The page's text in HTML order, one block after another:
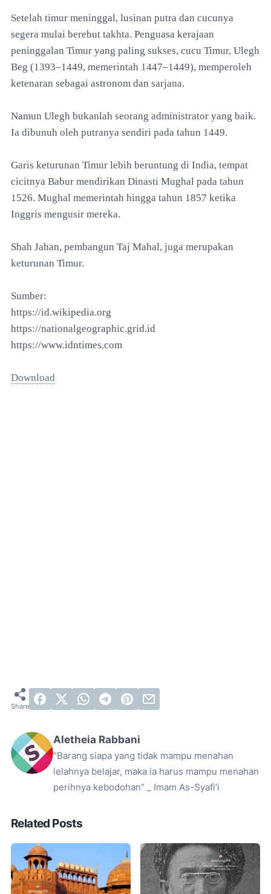
Setelah timur meninggal, lusinan putra dan cucunya
segera mulai berebut takhta. Penguasa kerajaan
peninggalan Timur yang paling sukses, cucu Timur, Ulegh
Beg (1393–1449, memerintah 1447–1449), memperoleh
ketenaran sebagai astronom dan sarjana.
Namun Ulegh bukanlah seorang administrator yang baik.
Ia dibunuh oleh putranya sendiri pada tahun 1449.
Garis keturunan Timur lebih beruntung di India, tempat
cicitnya Babur mendirikan Dinasti Mughal pada tahun
1526. Mughal memerintah hingga tahun 1857 ketika
Inggris mengusir mereka.
Shah Jahan, pembangun Taj Mahal, juga merupakan
keturunan Timur.
Sumber:
https://id.wikipedia.org
https://nationalgeographic.grid.id
https://www.idntimes.com
Download
Aletheia Rabbani
“Barang siapa yang tidak mampu menahan
lelahnya belajar, maka ia harus mampu menahan
perihnya kebodohan” _ Imam As-Syafi’i
Related Posts